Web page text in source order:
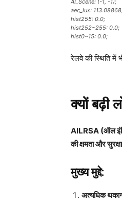
AI_Scene: (-1, -1);
aec_lux:
hist255: 0.0;
hist252~255: 0.0;
hist0~15: 0.0;
रेलवे की स्थिति में
क्यों बढ़ी
AILRSA (ऑल
की क्षमता और
मुख्य मुद्दे:
अत्यधिक